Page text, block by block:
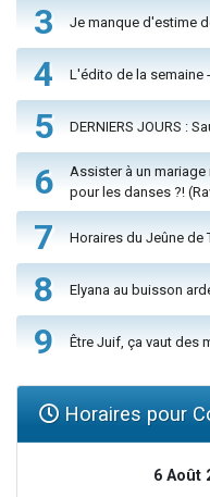
3 Je manque d'estime
4 L'édito de la semaine
5 DERNIERS JOURS :
6
Assister à un
pour les danses ?!
7 Horaires du Jeûne de
8 Elyana au buisson
9 Être Juif, ça vaut des
Horaires pour
6 Août